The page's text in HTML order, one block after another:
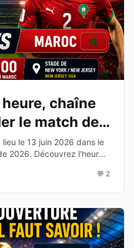
chaîne
le match de
2026
le 13 juin 2026 dans le
2026. Découvrez l'heure,
💬 2